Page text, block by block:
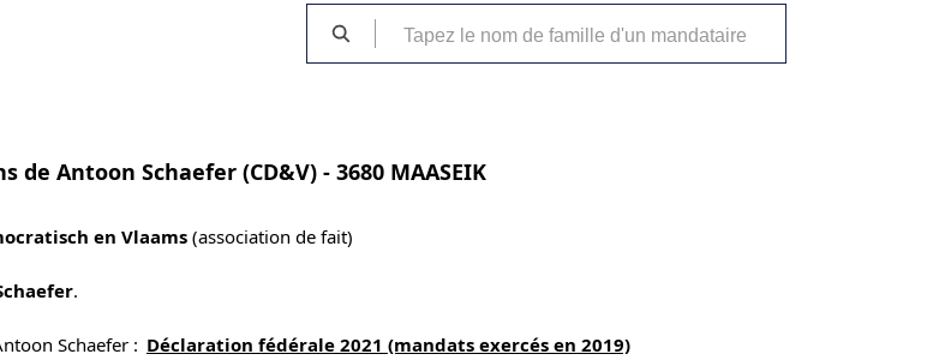
Antoon Schaefer (CD&V) - 3680 MAASEIK
en Vlaams (association de fait)
.
Schaefer : Déclaration fédérale 2021 (mandats exercés en 2019)